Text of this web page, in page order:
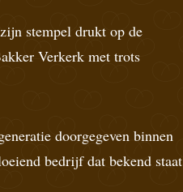
stempel drukt op de
Verkerk met trots
doorgegeven binnen
bedrijf dat bekend staat